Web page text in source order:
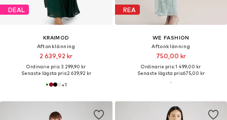
DEAL
KRAIMOD
Aftonklänning
2 639,92 kr
Ordinarie pris: 3 299,90 kr
Senaste lägsta pris:2 639,92 kr
+1
REA
WE FASHION
Aftonklänning
750,00 kr
Ordinarie pris: 1 499,00 kr
Senaste lägsta pris:675,00 kr